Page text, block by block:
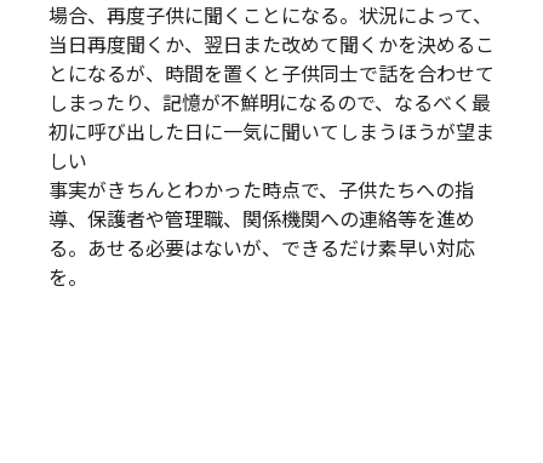
場合、再度子供に聞くことになる。状況によって、
当日再度聞くか、翌日また改めて聞くかを決めるこ
とになるが、時間を置くと子供同士で話を合わせて
しまったり、記憶が不鮮明になるので、なるべく最
初に呼び出した日に一気に聞いてしまうほうが望ま
しい
事実がきちんとわかった時点で、子供たちへの指
導、保護者や管理職、関係機関への連絡等を進め
る。あせる必要はないが、できるだけ素早い対応
を。